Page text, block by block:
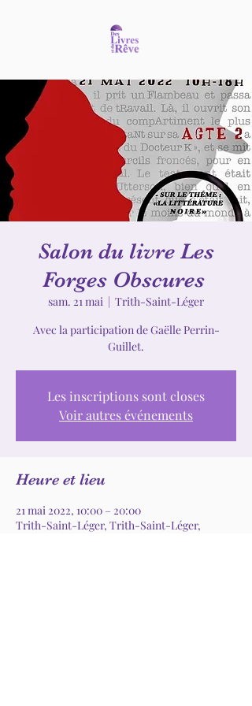
Salon du livre Les
Forges Obscures
sam. 21 mai
  |
Trith-Saint-Léger
Avec la participation de Gaëlle Perrin-
Guillet.
Les inscriptions sont closes
Voir autres événements
Heure et lieu
21 mai 2022, 10:00 – 20:00
Trith-Saint-Léger, Trith-Saint-Léger,